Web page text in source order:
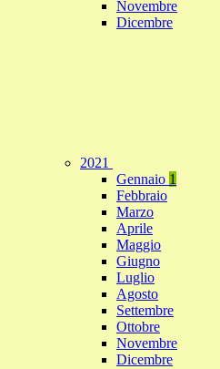
Novembre
Dicembre
2021
Gennaio 1
Febbraio
Marzo
Aprile
Maggio
Giugno
Luglio
Agosto
Settembre
Ottobre
Novembre
Dicembre